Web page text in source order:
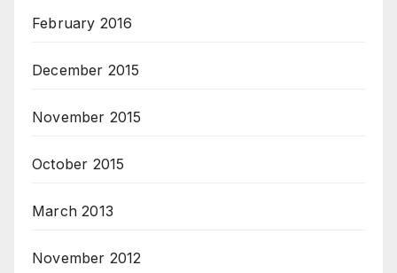
February 2016
December 2015
November 2015
October 2015
March 2013
November 2012